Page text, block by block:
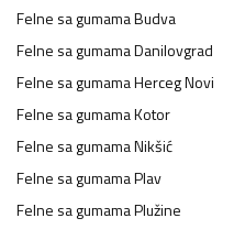
Felne sa gumamaBudva
Felne sa gumamaDanilovgrad
Felne sa gumamaHerceg Novi
Felne sa gumamaKotor
Felne sa gumamaNikšić
Felne sa gumamaPlav
Felne sa gumamaPlužine